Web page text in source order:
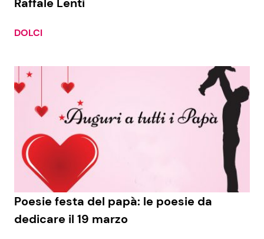
DOLCI
Poesie festa del papà: le poesie da
dedicare il 19 marzo